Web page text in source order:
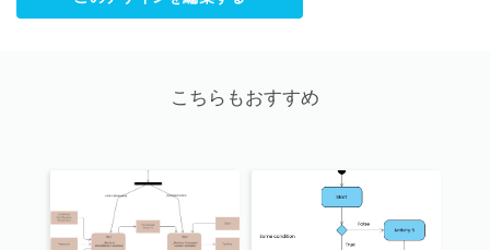
こちらもおすすめ